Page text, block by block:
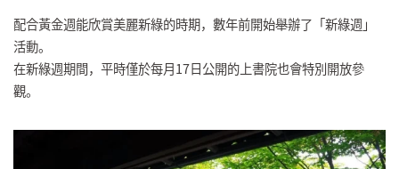
配合黃金週能欣賞美麗新綠的時期，數年前開始舉辦了「新綠週」
活動。
在新綠週期間，平時僅於每月17日公開的上書院也會特別開放參
觀。